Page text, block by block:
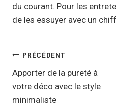
du courant. Pour les
de les essuyer avec un
Navigation
de
l’article
PRÉCÉDENT
Apporter de la pureté à
votre déco avec le style
minimaliste